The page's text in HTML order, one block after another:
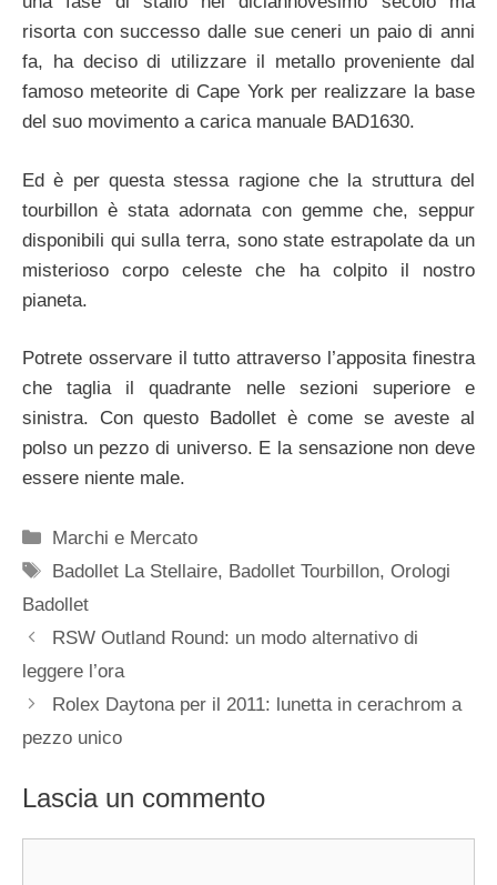
risorta con successo dalle sue ceneri un paio di anni
fa, ha deciso di utilizzare il metallo proveniente dal
famoso meteorite di Cape York per realizzare la base
del suo movimento a carica manuale BAD1630.
Ed è per questa stessa ragione che la struttura del
tourbillon è stata adornata con gemme che, seppur
disponibili qui sulla terra, sono state estrapolate da un
misterioso corpo celeste che ha colpito il nostro
pianeta.
Potrete osservare il tutto attraverso l’apposita finestra
che taglia il quadrante nelle sezioni superiore e
sinistra. Con questo Badollet è come se aveste al
polso un pezzo di universo. E la sensazione non deve
essere niente male.
Categorie
Marchi e Mercato
Tag
Badollet La Stellaire, Badollet Tourbillon,Orologi
Badollet
Navigazione
articolo
RSW Outland Round: un modo alternativo di
leggere l’ora
Rolex Daytona per il 2011: lunetta in cerachrom a
pezzo unico
Lascia un commento